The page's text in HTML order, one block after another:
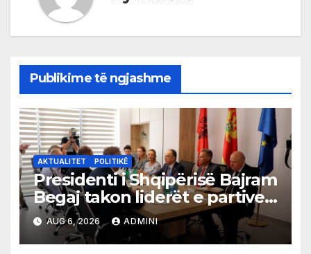
Publikime të ngjashme
AKTUALITET POLITIKË
Presidenti i Shqipërisë Bajram
Begaj takon liderët e partive
shqiptare në Ulqin
AUG 6, 2026 ADMINI